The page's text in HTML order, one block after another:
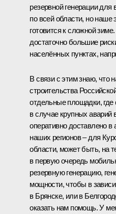
резервной генерации для
по всей области, но
готовится к сложной
достаточно большие
населённых пунктах,
В связи с этим знаю, что
строительства
отдельные площадки, где
в случае крупных
оперативно доставлено в
наших регионов – для
области, может быть, на
в первую очередь
резервную генерацию,
мощности, чтобы в
в Брянске, или в
оказать нам помощь. У